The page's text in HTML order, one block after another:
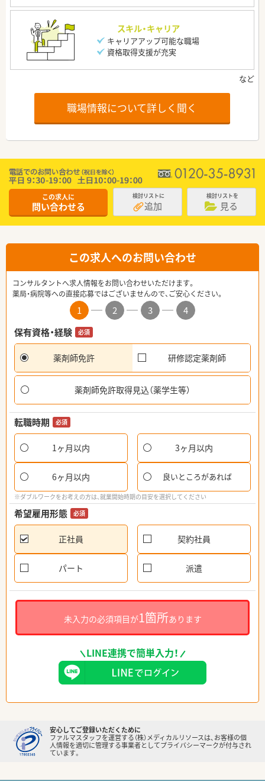
スキル・キャリア
キャリアアップ可能な職場
資格取得支援が充実
職場情報について詳しく聞く
この求人に
問い合わせる
検討リストに
追加
検討リストを
見る
この求人へのお問い合わせ
コンサルタントへ求人情報をお問い合わせいただけます。
薬局・病院等への直接応募ではございませんので、ご安心ください。
1 2 3
4
保有資格・経験
必須
薬剤師免許 研修認定薬剤師
薬剤師免許取得見込（薬学生等）
転職時期 必須
1ヶ月以内 3ヶ月以内
6ヶ月以内 良いところがあれば
※ダブルワークをお考えの方は、就業開始時期の目安を選択してください
希望雇用形態 必須
正社員 契約社員
パート 派遣
未入力の必須項目が1箇所あります
LINE連携で簡単入力！
安心してご登録いただくために
ファルマスタッフを運営する（株）メディカルリソースは、お客様の個
人情報を適切に管理する事業者としてプライバシーマークが付与され
ています。